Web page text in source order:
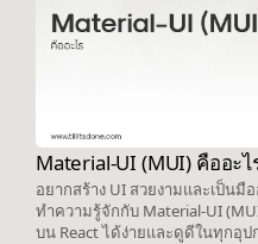
Material-UI (MUI) คืออะไ
อยากสร้าง UI สวยงามและเป็นมื
ทำความรู้จักกับ Material-UI
บน React ได้ง่ายและดูดีในทุกอุ